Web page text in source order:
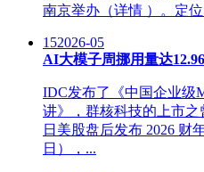
南京举办（详情 ）。定
152026-05
AI大模子周挪用量达
IDC发布了《中国企业级
讲》，群核科技的上市
日美股盘后发布 2026 财
日），...